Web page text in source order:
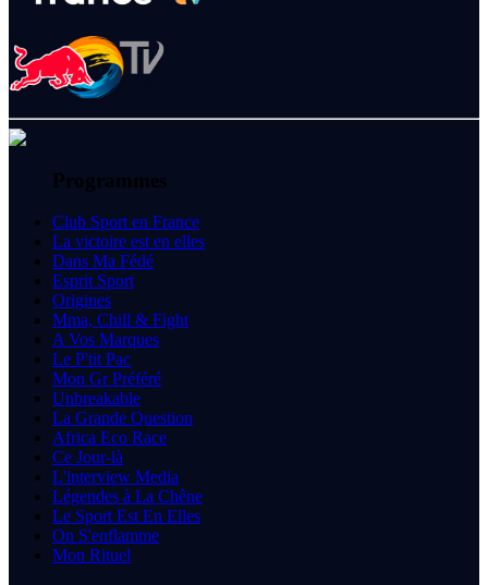
Programmes
Club Sport en France
La victoire est en elles
Dans Ma Fédé
Esprit Sport
Origines
Mma, Chill & Fight
A Vos Marques
Le P'tit Pac
Mon Gr Préféré
Unbreakable
La Grande Question
Africa Eco Race
Ce Jour-là
L'interview Media
Légendes à La Chêne
Le Sport Est En Elles
On S'enflamme
Mon Rituel